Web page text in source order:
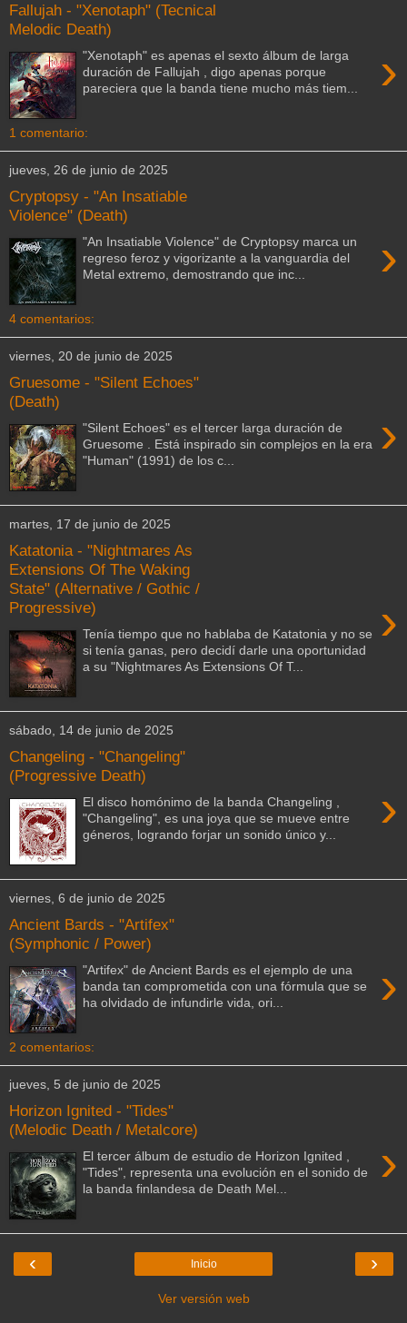
Fallujah - "Xenotaph" (Tecnical
Melodic Death)
›
"Xenotaph" es apenas el sexto álbum de larga
duración de Fallujah , digo apenas porque
pareciera que la banda tiene mucho más tiem...
1 comentario:
jueves, 26 de junio de 2025
Cryptopsy - "An Insatiable
Violence" (Death)
›
"An Insatiable Violence" de Cryptopsy marca un
regreso feroz y vigorizante a la vanguardia del
Metal extremo, demostrando que inc...
4 comentarios:
viernes, 20 de junio de 2025
Gruesome - "Silent Echoes"
(Death)
›
"Silent Echoes" es el tercer larga duración de
Gruesome . Está inspirado sin complejos en la era
"Human" (1991) de los c...
martes, 17 de junio de 2025
Katatonia - "Nightmares As
Extensions Of The Waking
State" (Alternative / Gothic /
Progressive)
›
Tenía tiempo que no hablaba de Katatonia y no se
si tenía ganas, pero decidí darle una oportunidad
a su "Nightmares As Extensions Of T...
sábado, 14 de junio de 2025
Changeling - "Changeling"
(Progressive Death)
›
El disco homónimo de la banda Changeling ,
"Changeling", es una joya que se mueve entre
géneros, logrando forjar un sonido único y...
viernes, 6 de junio de 2025
Ancient Bards - "Artifex"
(Symphonic / Power)
›
"Artifex" de Ancient Bards es el ejemplo de una
banda tan comprometida con una fórmula que se
ha olvidado de infundirle vida, ori...
2 comentarios:
jueves, 5 de junio de 2025
Horizon Ignited - "Tides"
(Melodic Death / Metalcore)
›
El tercer álbum de estudio de Horizon Ignited ,
"Tides", representa una evolución en el sonido de
la banda finlandesa de Death Mel...
‹ ›
Inicio
Ver versión web